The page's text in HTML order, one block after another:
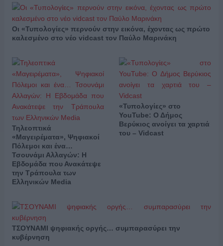
Οι «Τυπολογίες» περνούν στην εικόνα, έχοντας ως πρώτο
καλεσμένο στο νέο vidcast τον Παύλο Μαρινάκη
Τηλεοπτικά
«Μαγειρέματα», Ψηφιακοί
Πόλεμοι και ένα…
Τσουνάμι Αλλαγών: Η
Εβδομάδα που Ανακάτεψε
την Τράπουλα των
Ελληνικών Media
«Τυπολογίες» στο
YouTube: Ο Δήμος
Βερύκιος ανοίγει τα χαρτιά
του – Vidcast
ΤΣΟΥΝΑΜΙ ψηφιακής οργής… συμπαρασύρει την
κυβέρνηση